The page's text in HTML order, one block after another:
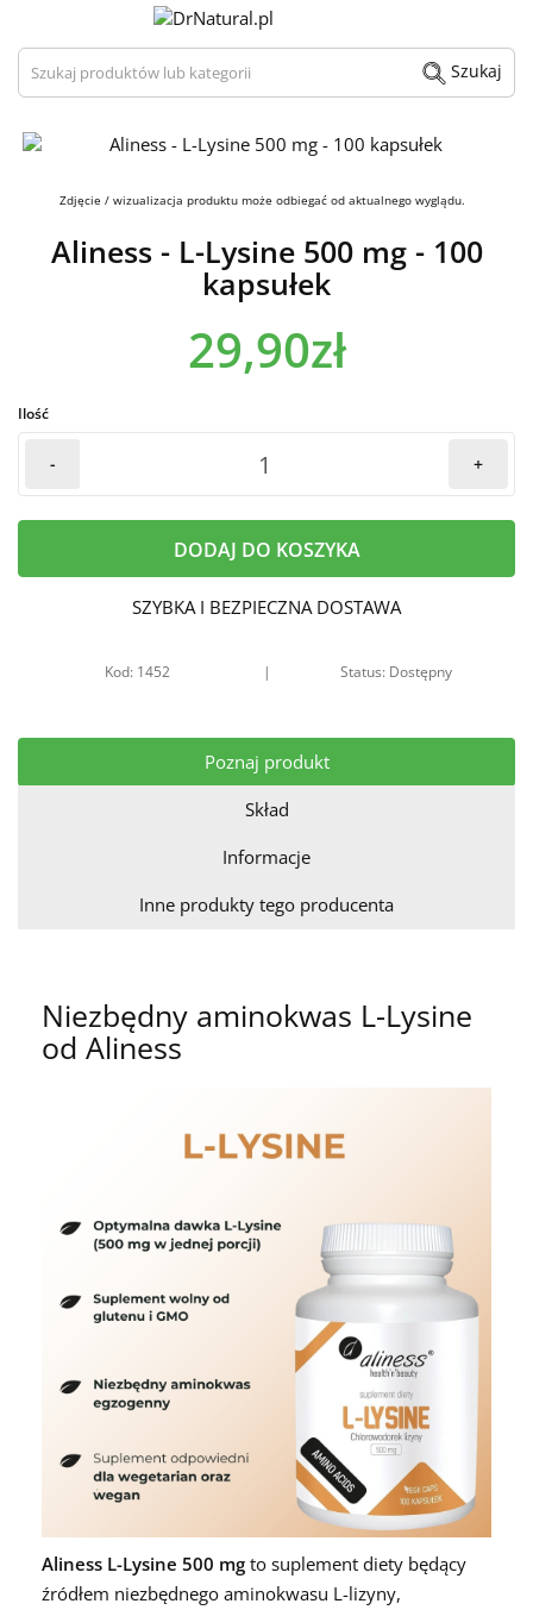
Szukaj produktów lub kategorii Szukaj
Zdjęcie / wizualizacja produktu może odbiegać od aktualnego wyglądu.
Aliness - L-Lysine 500 mg - 100
kapsułek
29,90zł
Ilość
- +
DODAJ DO KOSZYKA
SZYBKA I BEZPIECZNA DOSTAWA
Kod: 1452 | Status: Dostępny
Poznaj produkt
Skład
Informacje
Inne produkty tego producenta
Niezbędny aminokwas L-Lysine
od Aliness
Aliness L-Lysine 500 mg to suplement diety będący
źródłem niezbędnego aminokwasu L-lizyny,